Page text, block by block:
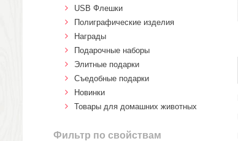
USB Флешки
Полиграфические изделия
Награды
Подарочные наборы
Элитные подарки
Cъедобные подарки
Новинки
Товары для домашних животных
Фильтр по свойствам